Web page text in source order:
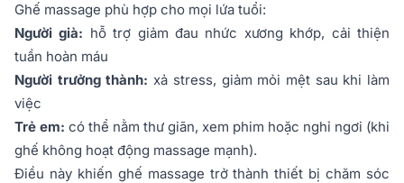
Ghế massage phù hợp cho mọi lứa tuổi:
Người già: hỗ trợ giảm đau nhức xương khớp, cải thiện
tuần hoàn máu
Người trưởng thành: xả stress, giảm mỏi mệt sau khi làm
việc
Trẻ em: có thể nằm thư giãn, xem phim hoặc nghỉ ngơi (khi
ghế không hoạt động massage mạnh).
Điều này khiến ghế massage trở thành thiết bị chăm sóc